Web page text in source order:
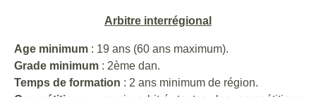
Arbitre interrégional
Age minimum : 19 ans (60 ans maximum).
Grade minimum : 2ème dan.
Temps de formation : 2 ans minimum de région.